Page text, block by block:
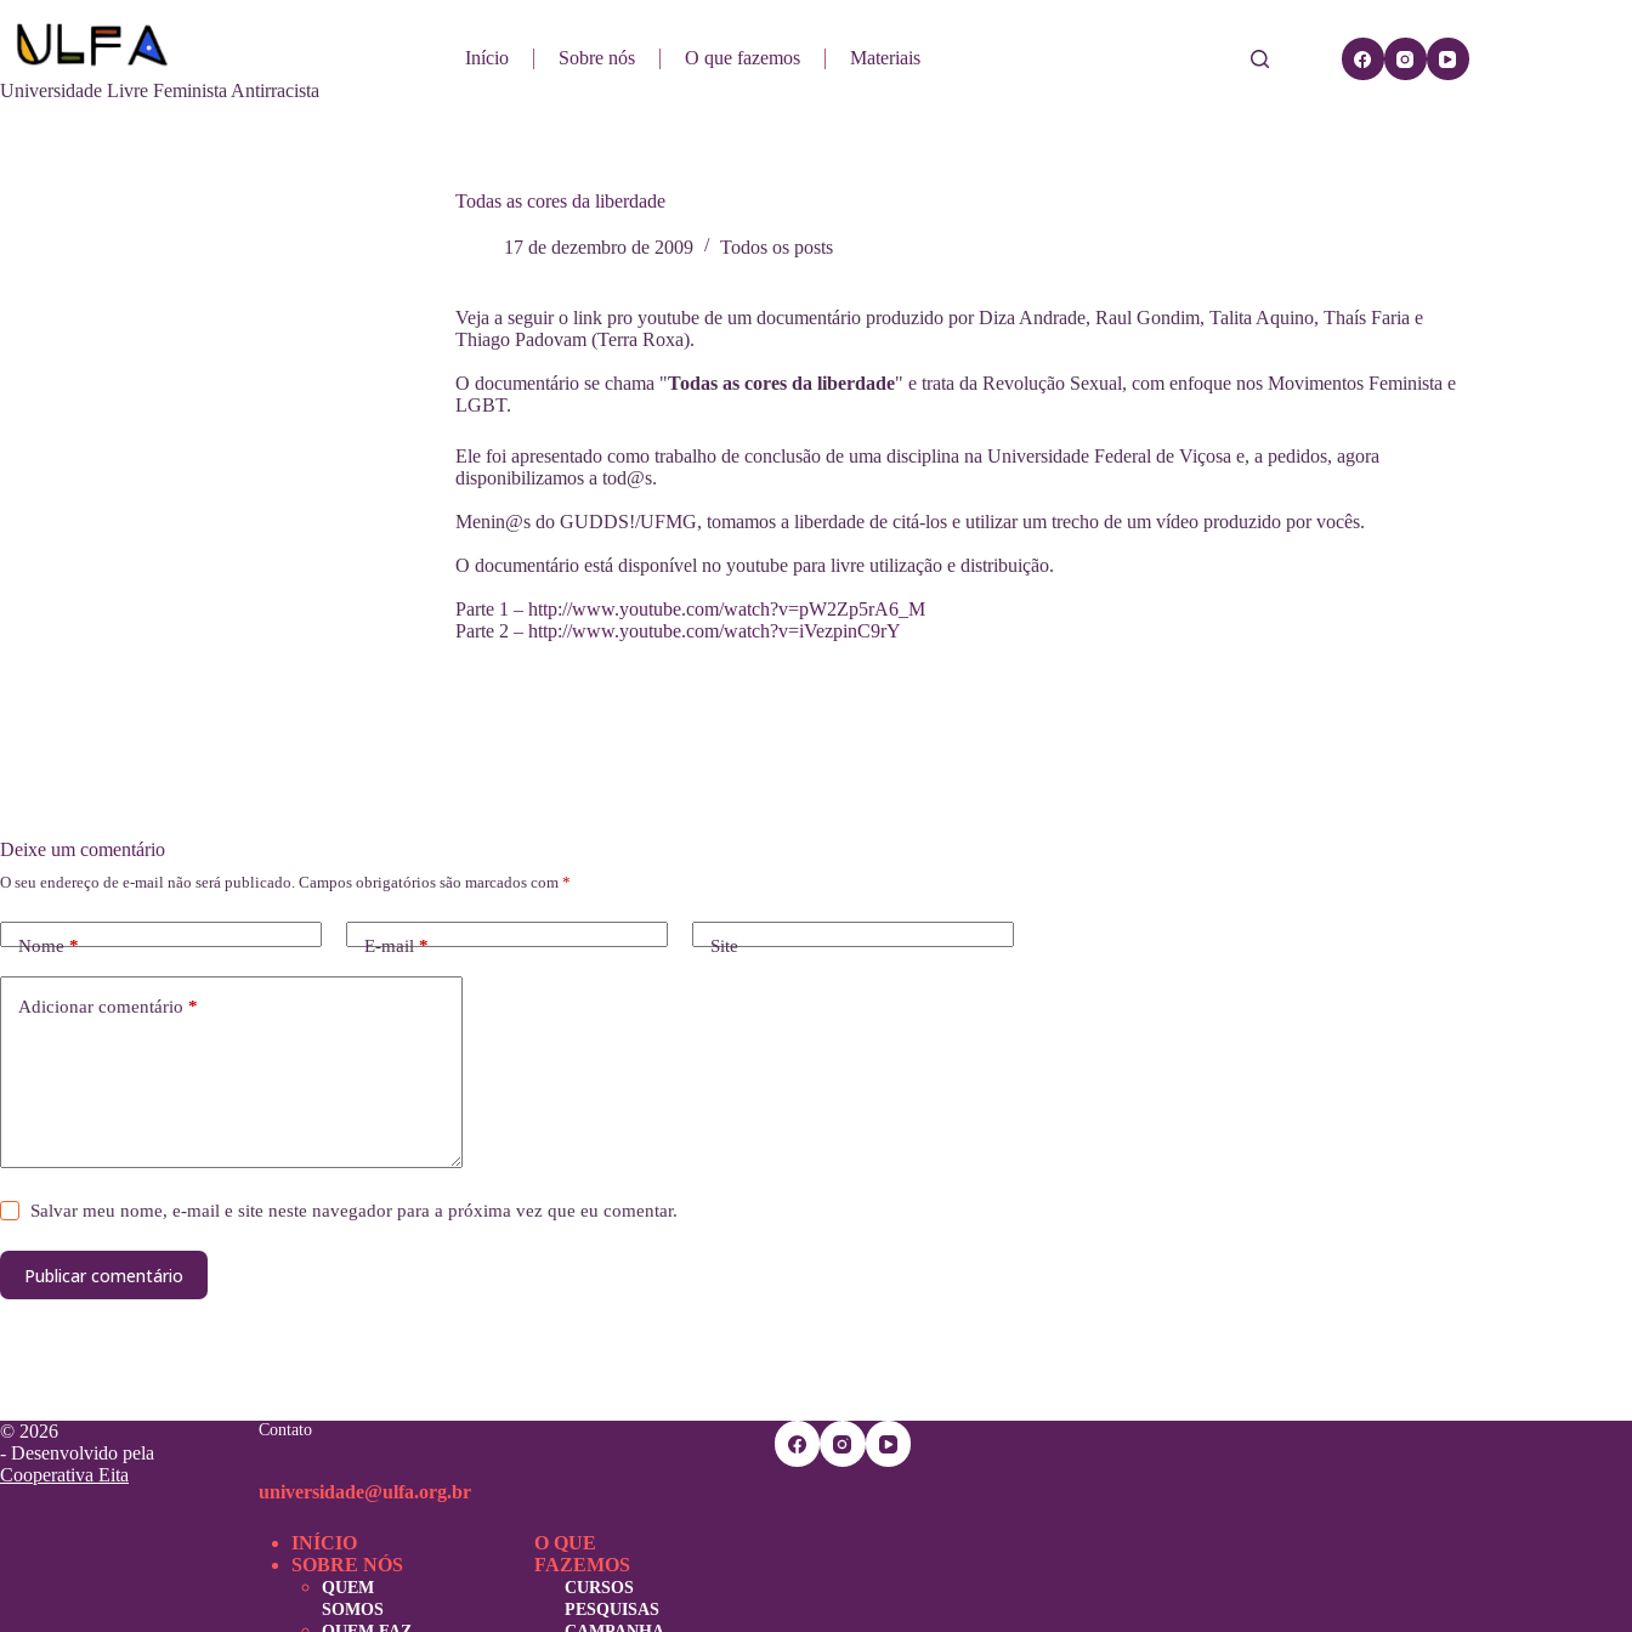
para
Universidade Livre Feminista Antirracista
Início Sobre nós O que fazemos Materiais
Todas as cores da liberdade
17 de dezembro de 2009 Todos os posts
Veja a seguir o link pro youtube de um documentário produzido por Diza Andrade, Raul Gondim, Talita Aquino, Thaís Faria e
Thiago Padovam (Terra Roxa).
O documentário se chama "Todas as cores da liberdade" e trata da Revolução Sexual, com enfoque nos Movimentos Feminista e
LGBT.
Ele foi apresentado como trabalho de conclusão de uma disciplina na Universidade Federal de Viçosa e, a pedidos, agora
disponibilizamos a tod@s.
Menin@s do GUDDS!/UFMG, tomamos a liberdade de citá-los e utilizar um trecho de um vídeo produzido por vocês.
O documentário está disponível no youtube para livre utilização e distribuição.
Parte 1 – http://www.youtube.com/watch?v=pW2Zp5rA6_M
Parte 2 – http://www.youtube.com/watch?v=iVezpinC9rY
Deixe um comentário
O seu endereço de e-mail não será publicado. Campos obrigatórios são marcados com *
Nome* E-mail* Site
Adicionar comentário *
Salvar meu nome, e-mail e site neste navegador para a próxima vez que eu comentar.
Publicar comentário
© 2026
- Desenvolvido pela
Cooperativa Eita
Contato
universidade@ulfa.org.br
INÍCIO
SOBRE NÓS
QUEM
SOMOS
O QUE
FAZEMOS
CURSOS
PESQUISAS